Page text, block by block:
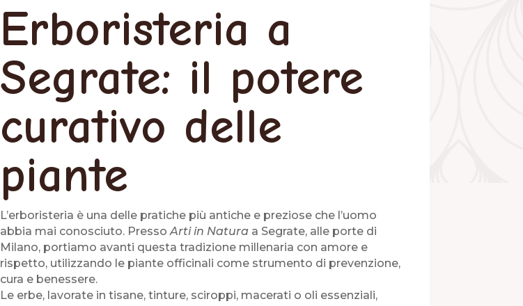
Erboristeria a
Segrate: il potere
curativo delle
piante
L’erboristeria è una delle pratiche più antiche e preziose che l’uomo
abbia mai conosciuto. PressoArti in Naturaa Segrate, alle porte di
Milano, portiamo avanti questa tradizione millenaria con amore e
rispetto, utilizzando le piante officinali come strumento di prevenzione,
cura e benessere.
Le erbe, lavorate in tisane, tinture, sciroppi, macerati o oli essenziali,